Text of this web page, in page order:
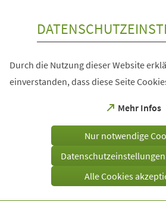
Durch die Nutzung dieser Website
einverstanden, dass diese Seite
Mehr Infos
(Öffnet
einem
Tab)
Nur notwendige
Alle Cookies